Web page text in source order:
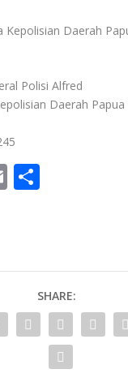
Kepolisian Daerah
Polisi Alfred
Daerah
E
SHARE: